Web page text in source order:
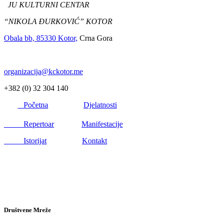
JU KULTURNI CENTAR
“NIKOLA ĐURKOVIĆ” KOTOR
Obala bb, 85330 Kotor, Crna Gora
organizacija@kckotor.me
+382 (0) 32 304 140
Početna
Djelatnosti
Repertoar
Manifestacije
Istorijat
Kontakt
Društvene Mreže